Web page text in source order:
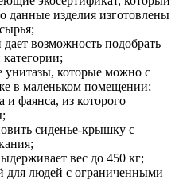
данные изделия изготовлены
возможность подобрать
унитазы, которые можно с
в маленьком помещении;
и фаянса, из которого
сиденье-крышку с
вес до 450 кг;
для людей с ограниченными